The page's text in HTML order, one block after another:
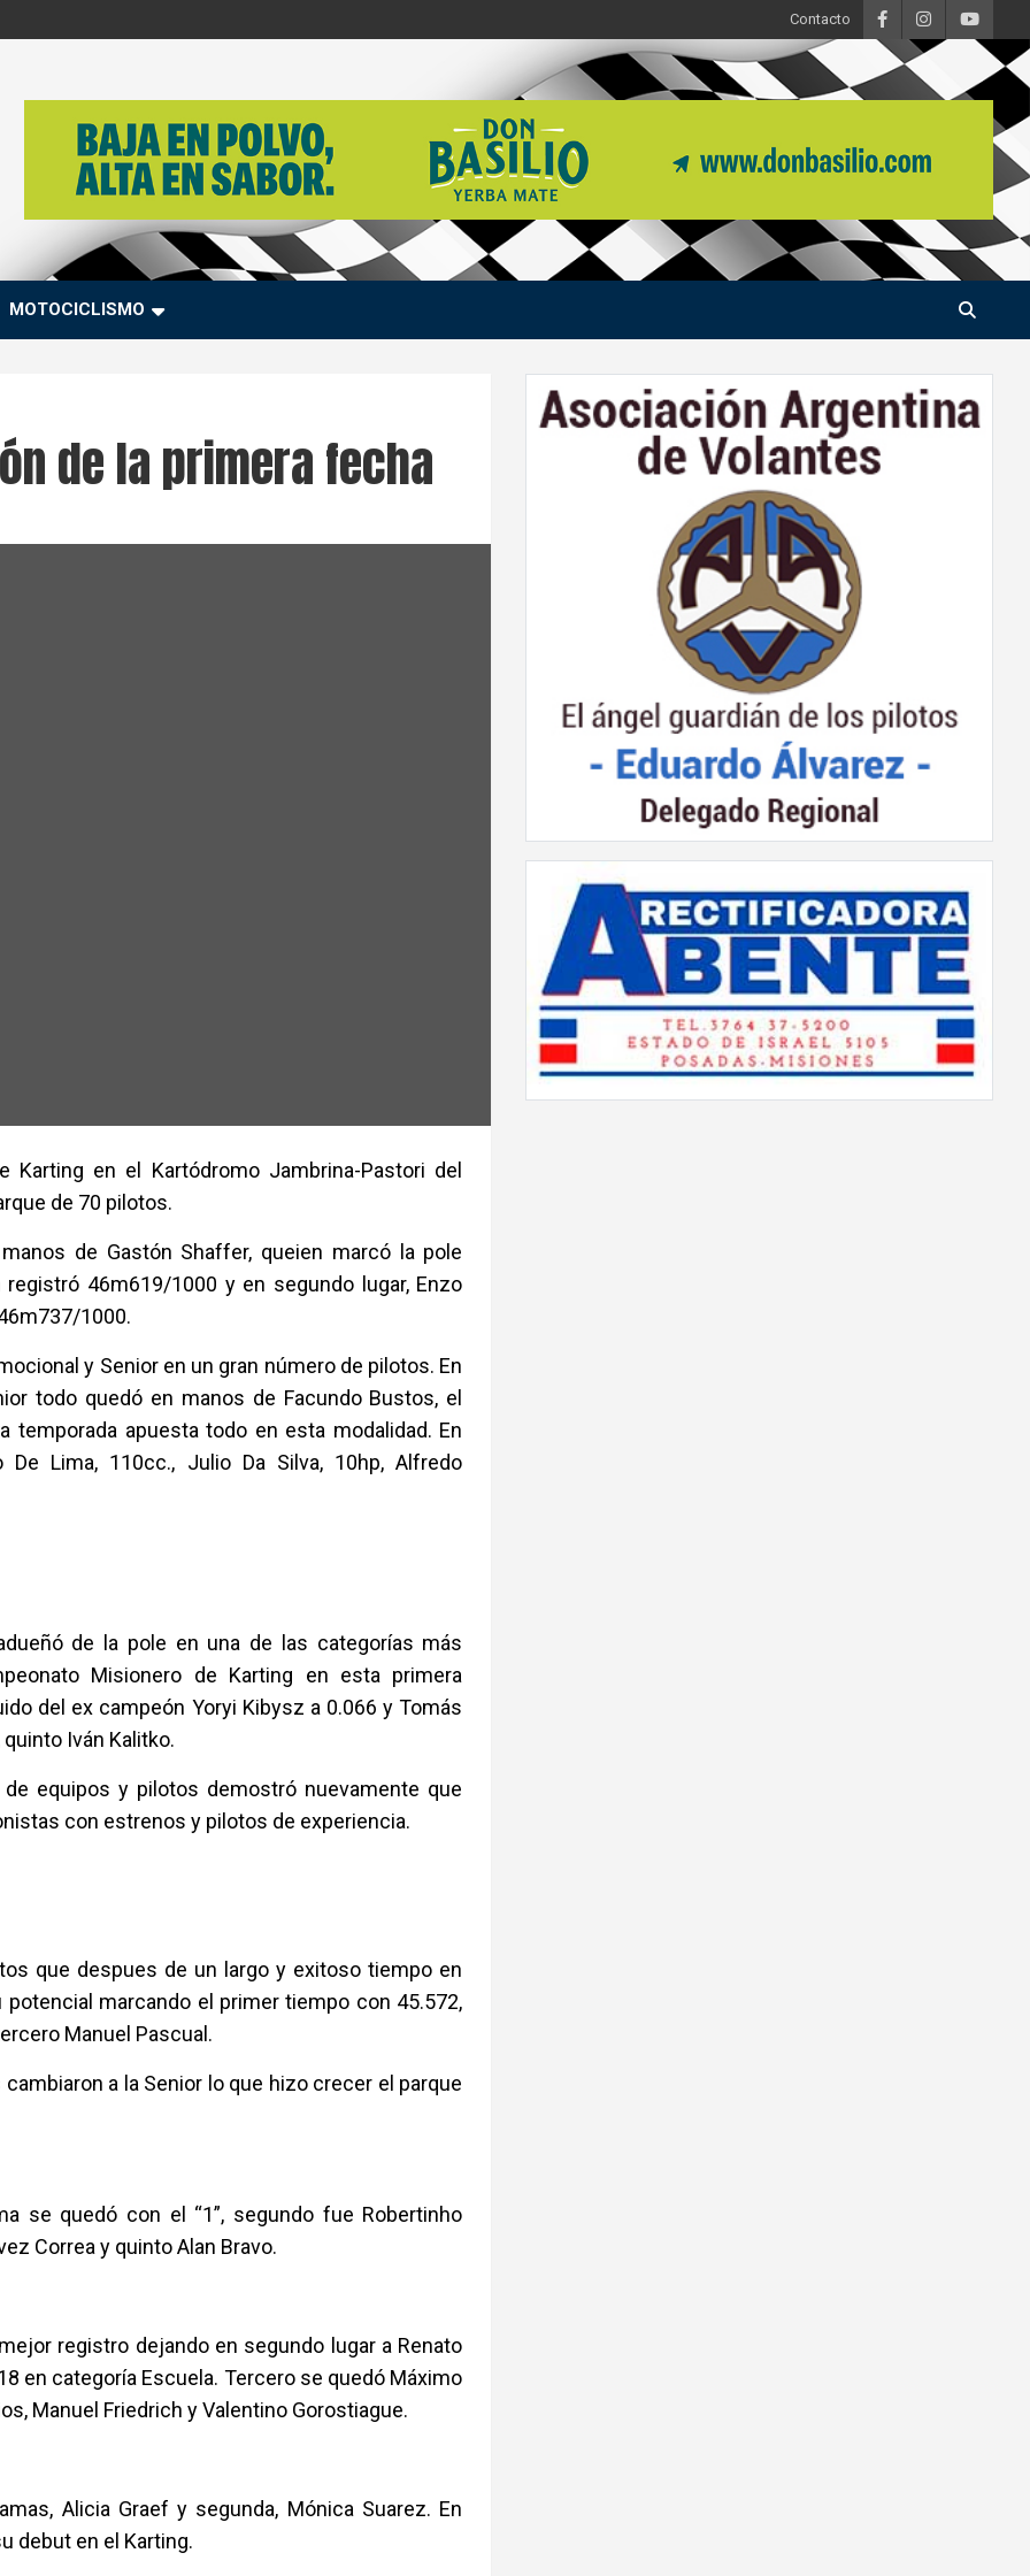
Contacto
MOTOCICLISMO
de la primera fecha
en el Kartódromo Jambrina-Pastori del
de 70 pilotos.
de Gastón Shaffer, queien marcó la pole
46m619/1000 y en segundo lugar, Enzo
1000.
y Senior en un gran número de pilotos. En
todo quedó en manos de Facundo Bustos, el
temporada apuesta todo en esta modalidad. En
Lima, 110cc., Julio Da Silva, 10hp, Alfredo
de la pole en una de las categorías más
Misionero de Karting en esta primera
del ex campeón Yoryi Kibysz a 0.066 y Tomás
Iván Kalitko.
equipos y pilotos demostró nuevamente que
con estrenos y pilotos de experiencia.
que despues de un largo y exitoso tiempo en
marcando el primer tiempo con 45.572,
Manuel Pascual.
a la Senior lo que hizo crecer el parque
se quedó con el “1”, segundo fue Robertinho
Correa y quinto Alan Bravo.
registro dejando en segundo lugar a Renato
en categoría Escuela. Tercero se quedó Máximo
Manuel Friedrich y Valentino Gorostiague.
Alicia Graef y segunda, Mónica Suarez. En
debut en el Karting.